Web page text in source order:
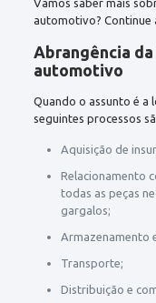
automotivo? Continue
Abrangência
automotivo
Quando o assunto é a
seguintes processos
Aquisição de
Relacionamento
todas as peças
gargalos;
Armazenamento
Transporte;
Distribuição e